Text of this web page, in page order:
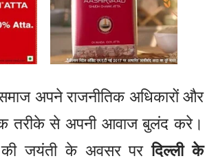
अपने राजनीतिक अधिकारों और
तरीके से अपनी आवाज बुलंद करे।
की जयंती के अवसर परदिल्ली के